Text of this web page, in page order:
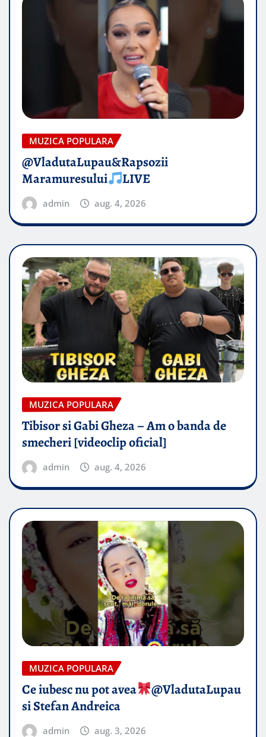
MUZICA POPULARA
@VladutaLupau&Rapsozii
Maramuresului
LIVE
admin aug. 4, 2026
MUZICA POPULARA
Tibisor si Gabi Gheza – Am o banda de
smecheri [videoclip oficial]
admin aug. 4, 2026
MUZICA POPULARA
Ce iubesc nu pot avea
​@VladutaLupau
si Stefan Andreica
admin aug. 3, 2026